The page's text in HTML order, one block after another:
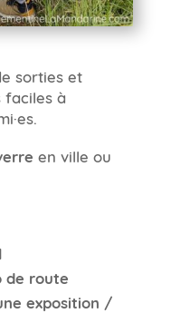
sorties et
faciles à
en ville ou
route
exposition /